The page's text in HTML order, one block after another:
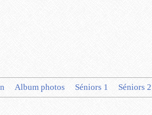
Album photos Séniors 1 Séniors 2